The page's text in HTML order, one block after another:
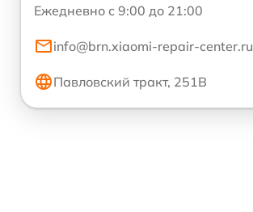
Ежедневно с 9:00 до 21:00
info@brn.xiaomi-repair-center.ru
Павловский тракт, 251В